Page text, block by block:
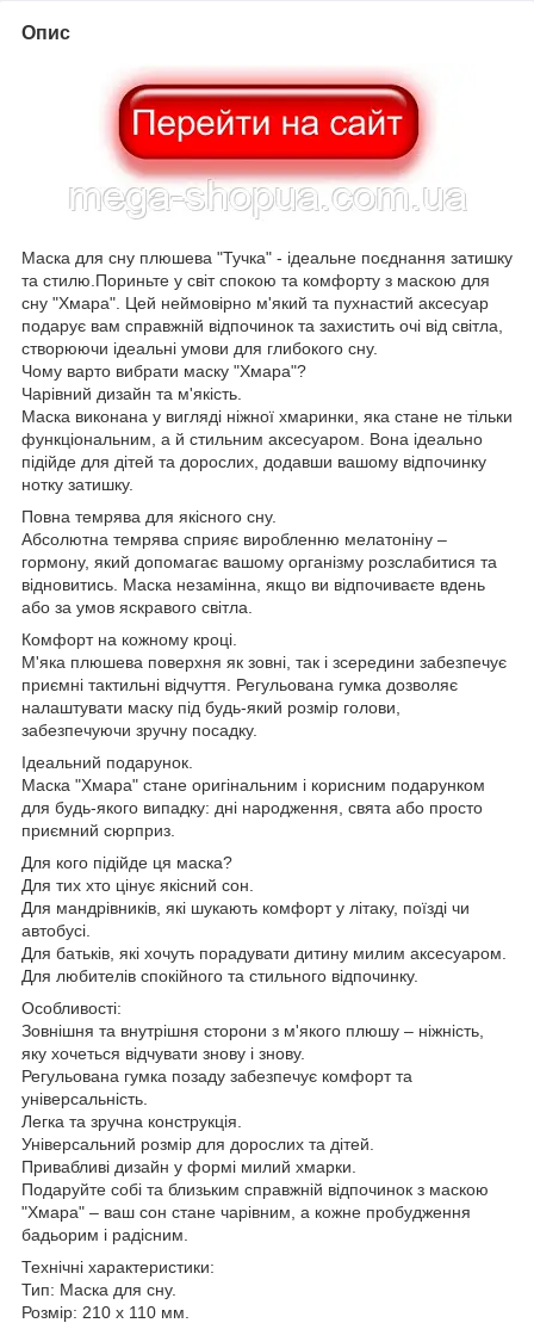
Опис
Маска для сну плюшева "Тучка" - ідеальне поєднання затишку
та стилю.Пориньте у світ спокою та комфорту з маскою для
сну "Хмара". Цей неймовірно м'який та пухнастий аксесуар
подарує вам справжній відпочинок та захистить очі від світла,
створюючи ідеальні умови для глибокого сну.
Чому варто вибрати маску "Хмара"?
Чарівний дизайн та м'якість.
Маска виконана у вигляді ніжної хмаринки, яка стане не тільки
функціональним, а й стильним аксесуаром. Вона ідеально
підійде для дітей та дорослих, додавши вашому відпочинку
нотку затишку.
Повна темрява для якісного сну.
Абсолютна темрява сприяє виробленню мелатоніну –
гормону, який допомагає вашому організму розслабитися та
відновитись. Маска незамінна, якщо ви відпочиваєте вдень
або за умов яскравого світла.
Комфорт на кожному кроці.
М'яка плюшева поверхня як зовні, так і зсередини забезпечує
приємні тактильні відчуття. Регульована гумка дозволяє
налаштувати маску під будь-який розмір голови,
забезпечуючи зручну посадку.
Ідеальний подарунок.
Маска "Хмара" стане оригінальним і корисним подарунком
для будь-якого випадку: дні народження, свята або просто
приємний сюрприз.
Для кого підійде ця маска?
Для тих хто цінує якісний сон.
Для мандрівників, які шукають комфорт у літаку, поїзді чи
автобусі.
Для батьків, які хочуть порадувати дитину милим аксесуаром.
Для любителів спокійного та стильного відпочинку.
Особливості:
Зовнішня та внутрішня сторони з м'якого плюшу – ніжність,
яку хочеться відчувати знову і знову.
Регульована гумка позаду забезпечує комфорт та
універсальність.
Легка та зручна конструкція.
Універсальний розмір для дорослих та дітей.
Привабливі дизайн у формі милий хмарки.
Подаруйте собі та близьким справжній відпочинок з маскою
"Хмара" – ваш сон стане чарівним, а кожне пробудження
бадьорим і радісним.
Технічні характеристики:
Тип: Маска для сну.
Розмір: 210 х 110 мм.